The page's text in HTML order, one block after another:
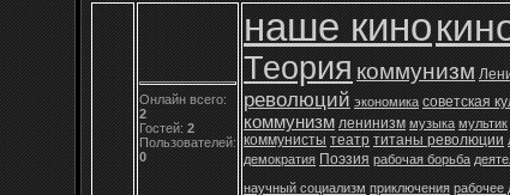
Онлайн всего:
2
Гостей: 2
Пользователей:
0
наше кино
Теория коммунизм
революций экономика советская
коммунизм ленинизм музыка мультик
коммунисты театр титаны революции
демократия Поэзия рабочая борьба
научный социализм приключения рабочее